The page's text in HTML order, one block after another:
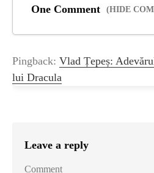
One Comment (HIDE
Pingback: Vlad Țepeș:
lui Dracula
Leave a reply